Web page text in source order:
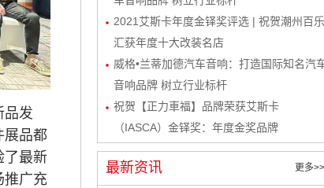
品发
展品都
了最新
推广充
2021艾斯卡年度金铎奖评选 | 祝贺潮州百乐
汇获年度十大改装名店
威格•兰蒂加德汽车音响：打造国际知名汽
音响品牌 树立行业标杆
祝贺【正力車福】品牌荣获艾斯卡
（IASCA）金铎奖：年度金奖品牌
最新资讯 更多>>